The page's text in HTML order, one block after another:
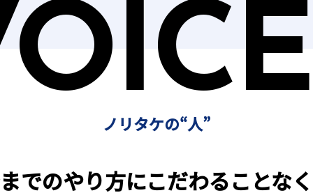
ノリタケの“人”
でのやり方にこだわることな